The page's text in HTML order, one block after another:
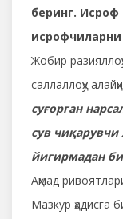
беринг. Исроф
Жобир
саллаллоҳу
суғорган
сув чиқарувчи
йигирмадан
Аҳмад
Мазкур ҳадисга